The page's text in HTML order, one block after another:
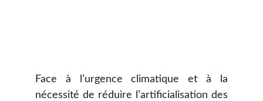
Face à l’urgence climatique et à la
nécessité de réduire l’artificialisation des